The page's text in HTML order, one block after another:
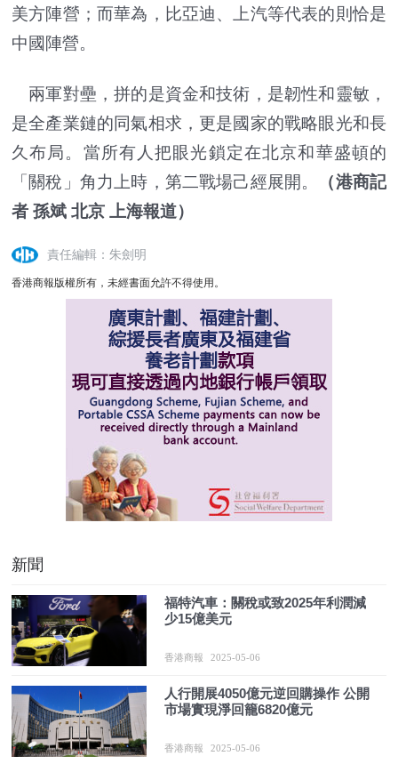
美方陣營；而華為，比亞迪、上汽等代表的則恰是
中國陣營。
兩軍對壘，拼的是資金和技術，是韌性和靈敏，
是全產業鏈的同氣相求，更是國家的戰略眼光和長
久布局。當所有人把眼光鎖定在北京和華盛頓的
「關稅」角力上時，第二戰場己經展開。
（港商記
者 孫斌 北京 上海報道）
責任編輯：朱劍明
香港商報版權所有，未經書面允許不得使用。
新聞
福特汽車：關稅或致2025年利潤減
少15億美元
香港商報 2025-05-06
人行開展4050億元逆回購操作 公開
市場實現淨回籠6820億元
香港商報 2025-05-06